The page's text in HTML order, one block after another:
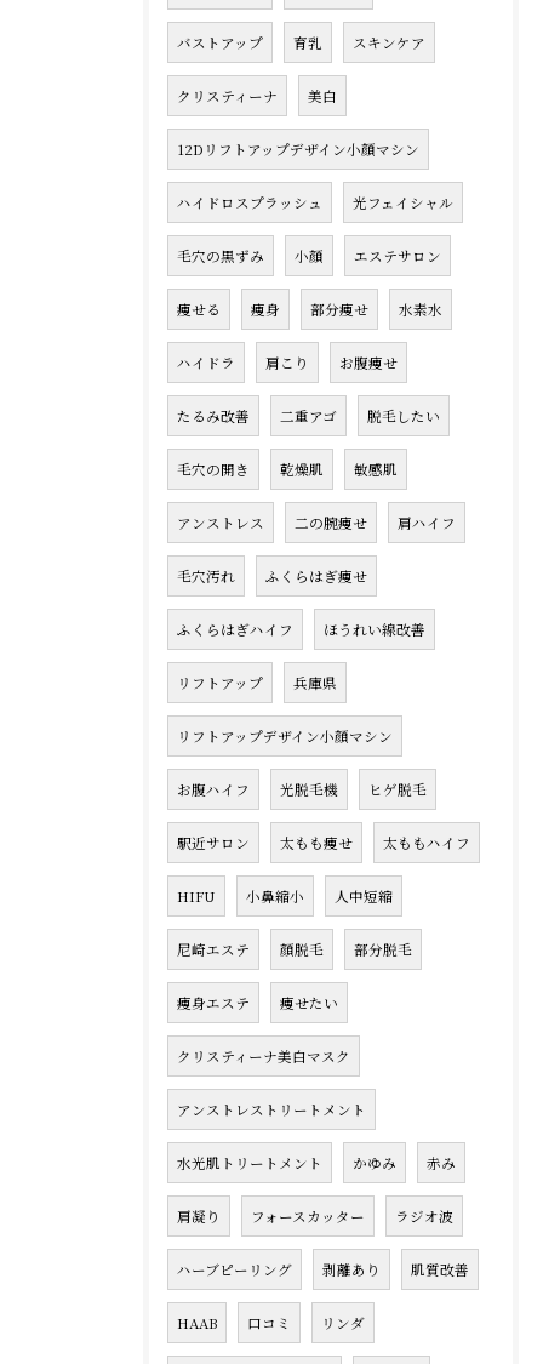
バストアップ 育乳 スキンケア
クリスティーナ 美白
12Dリフトアップデザイン小顔マシン
ハイドロスプラッシュ 光フェイシャル
毛穴の黒ずみ 小顔 エステサロン
痩せる 痩身 部分痩せ 水素水
ハイドラ 肩こり お腹痩せ
たるみ改善 二重アゴ 脱毛したい
毛穴の開き 乾燥肌 敏感肌
アンストレス 二の腕痩せ 肩ハイフ
毛穴汚れ ふくらはぎ痩せ
ふくらはぎハイフ ほうれい線改善
リフトアップ 兵庫県
リフトアップデザイン小顔マシン
お腹ハイフ 光脱毛機 ヒゲ脱毛
駅近サロン 太もも痩せ 太ももハイフ
HIFU 小鼻縮小 人中短縮
尼崎エステ 顔脱毛 部分脱毛
痩身エステ 痩せたい
クリスティーナ美白マスク
アンストレストリートメント
水光肌トリートメント かゆみ 赤み
肩凝り フォースカッター ラジオ波
ハーブピーリング 剥離あり 肌質改善
HAAB 口コミ リンダ